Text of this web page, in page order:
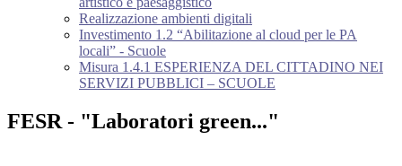
Realizzazione ambienti digitali
Investimento 1.2 “Abilitazione al cloud per le PA
locali” - Scuole
Misura 1.4.1 ESPERIENZA DEL CITTADINO NEI
SERVIZI PUBBLICI – SCUOLE
FESR - "Laboratori green..."